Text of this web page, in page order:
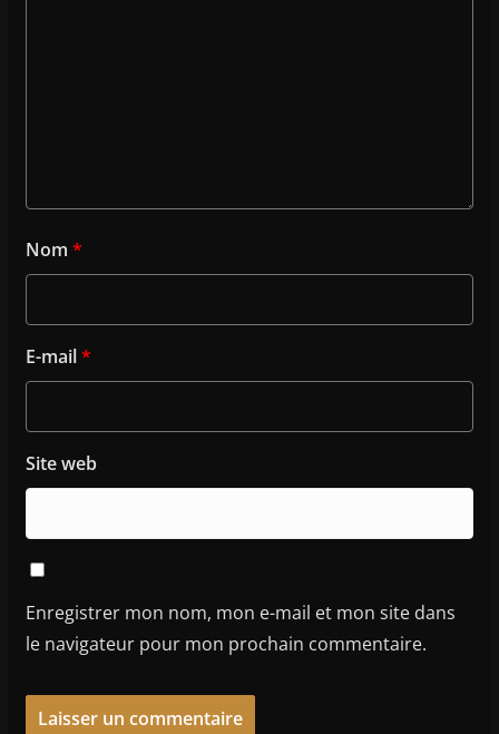
Nom *
E-mail*
Site web
Enregistrer mon nom, mon e-mail et mon site dans
le navigateur pour mon prochain commentaire.